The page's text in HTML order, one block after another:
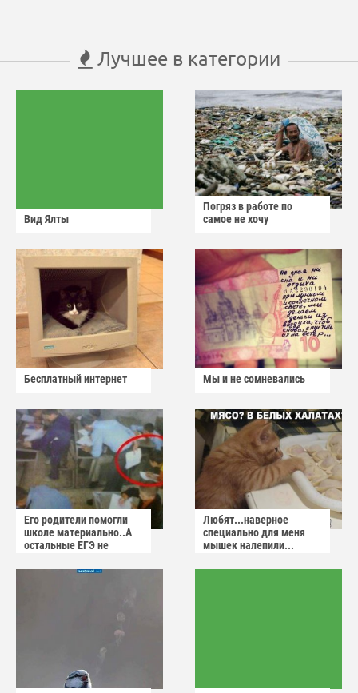
Лучшее в категории
Вид Ялты
Погряз в работе по
самое не хочу
Бесплатный интернет Мы и не сомневались
Его родители помогли
школе материально..А
остальные ЕГЭ не
Любят...наверное
специально для меня
мышек налепили...